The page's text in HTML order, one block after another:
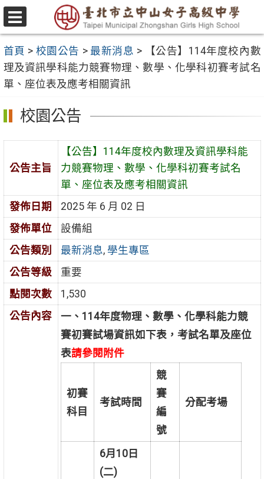
跳
至
要
內
容
區
選
單
首頁 > 校園公告 > 最新消息 >
【公告】114年度校內數
理及資訊學科能力競賽物理、數學、化學科初賽考試名
單、座位表及應考相關資訊
校園公告
公告主旨
【公告】114年度校內數理及資訊學科能
力競賽物理、數學、化學科初賽考試名
單、座位表及應考相關資訊
發佈日期
2025 年 6 月 02 日
發佈單位
設備組
公告類別
最新消息, 學生專區
公告等級
重要
點閱次數
1,530
公告內容
一、114年度物理、數學、化學科能力競
賽初賽試場資訊如下表，考試名單及座位
表請參閱附件
初賽
科目
考試時間
競
賽
編
號
分配考場
6月10日
(二)